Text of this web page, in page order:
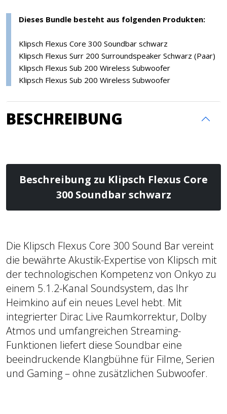
Dieses Bundle besteht aus folgenden Produkten:
Klipsch Flexus Core 300 Soundbar schwarz
Klipsch Flexus Surr 200 Surroundspeaker Schwarz (Paar)
Klipsch Flexus Sub 200 Wireless Subwoofer
Klipsch Flexus Sub 200 Wireless Subwoofer
BESCHREIBUNG
Beschreibung zu Klipsch Flexus Core
300 Soundbar schwarz
Die Klipsch Flexus Core 300 Sound Bar vereint
die bewährte Akustik-Expertise von Klipsch mit
der technologischen Kompetenz von Onkyo zu
einem 5.1.2-Kanal Soundsystem, das Ihr
Heimkino auf ein neues Level hebt. Mit
integrierter Dirac Live Raumkorrektur, Dolby
Atmos und umfangreichen Streaming-
Funktionen liefert diese Soundbar eine
beeindruckende Klangbühne für Filme, Serien
und Gaming – ohne zusätzlichen Subwoofer.